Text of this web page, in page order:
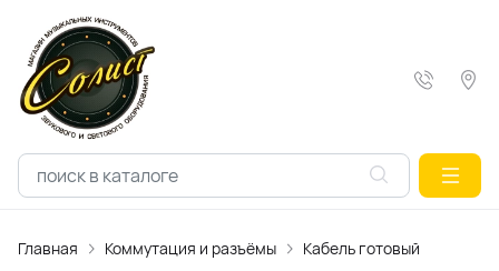
Главная Коммутация и разъёмы Кабель готовый